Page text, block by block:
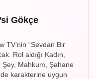
Gökçe
TV’nin “Sevdan Bir
Rol aldığı Kadın,
Şey, Mahkum, Şahane
karakterine uygun